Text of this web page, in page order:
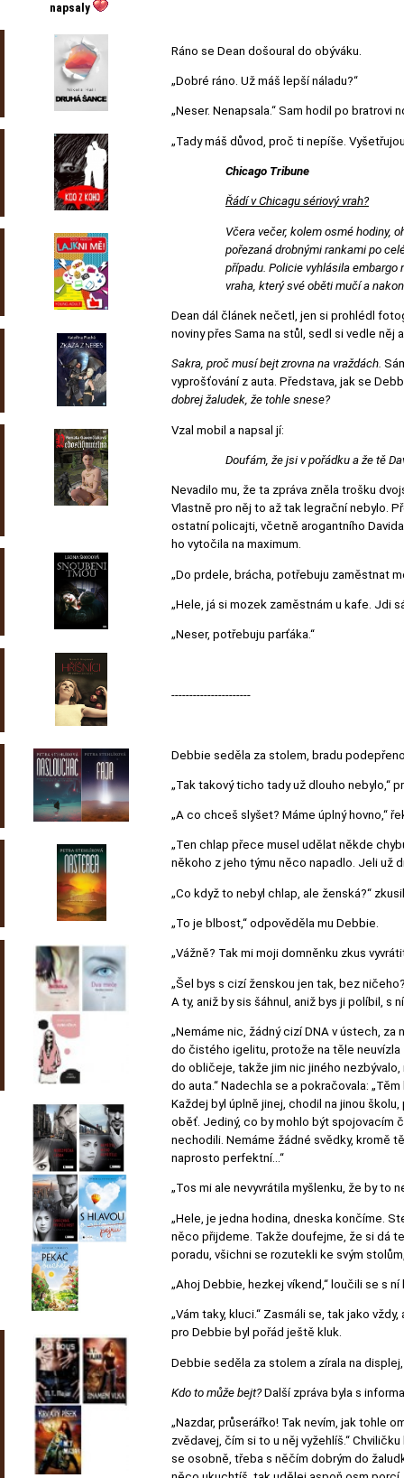
napsaly
Ráno se Dean došoural do obýváku.
„Dobré ráno. Už máš lepší náladu?“
„Neser. Nenapsala.“ Sam hodil po bratrovi
„Tady máš důvod, proč ti nepíše.
Chicago Tribune
Řádí v Chicagu sériový vrah?
Včera večer, kolem osmé hodiny,
pořezaná drobnými rankami po
případu. Policie vyhlásila
vraha, který své oběti mučí a
Dean dál článek nečetl, jen si prohlédl
noviny přes Sama na stůl, sedl si vedle něj
Sakra, proč musí bejt zrovna na vraždách.
vyprošťování z auta. Představa, jak se
dobrej žaludek, že tohle snese?
Vzal mobil a napsal jí:
Doufám, že jsi v pořádku a že tě
Nevadilo mu, že ta zpráva zněla trošku
Vlastně pro něj to až tak legrační nebylo.
ostatní policajti, včetně arogantního
ho vytočila na maximum.
„Do prdele, brácha, potřebuju zaměstnat
„Hele, já si mozek zaměstnám u kafe. Jdi
„Neser, potřebuju parťáka.“
----------------------
Debbie seděla za stolem, bradu
„Tak takový ticho tady už dlouho nebylo,“
„A co chceš slyšet? Máme úplný hovno,“
„Ten chlap přece musel udělat někde
někoho z jeho týmu něco napadlo. Jeli už
„Co když to nebyl chlap, ale ženská?“
„To je blbost,“ odpověděla mu Debbie.
„Vážně? Tak mi moji domněnku zkus
„Šel bys s cizí ženskou jen tak, bez
A ty, aniž by sis šáhnul, aniž bys ji políbil, s
„Nemáme nic, žádný cizí DNA v ústech,
do čistého igelitu, protože na těle neuvízla
do obličeje, takže jim nic jiného
do auta.“ Nadechla se a pokračovala:
Každej byl úplně jinej, chodil na jinou
oběť. Jediný, co by mohlo být spojovacím
nechodili. Nemáme žádné svědky, kromě
naprosto perfektní…“
„Tos mi ale nevyvrátila myšlenku, že by to
„Hele, je jedna hodina, dneska končíme.
něco přijdeme. Takže doufejme, že si dá
poradu, všichni se rozutekli ke svým
„Ahoj Debbie, hezkej víkend,“ loučili se s
„Vám taky, kluci.“ Zasmáli se, tak jako
pro Debbie byl pořád ještě kluk.
Debbie seděla za stolem a zírala na
Kdo to může bejt?Další zpráva byla s
„Nazdar, průserářko! Tak nevím, jak tohle
zvědavej, čím si to u něj vyžehlíš.“
se osobně, třeba s něčím dobrým do